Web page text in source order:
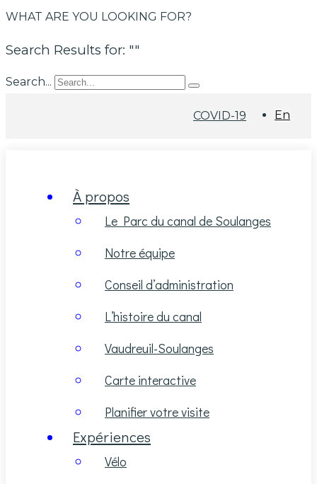
WHAT ARE YOU LOOKING FOR?
Search Results for: ""
Search...
COVID-19 En
À propos
Le Parc du canal de Soulanges
Notre équipe
Conseil d’administration
L’histoire du canal
Vaudreuil-Soulanges
Carte interactive
Planifier votre visite
Expériences
Vélo